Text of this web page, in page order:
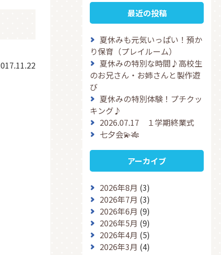
最近の投稿
夏休みも元気いっぱい！預か
り保育（プレイルーム）
夏休みの特別な時間♪高校生
のお兄さん・お姉さんと製作遊
び
夏休みの特別体験！プチクッ
キング♪
2026.07.17 １学期終業式
七夕会💫🎋
アーカイブ
2026年8月 (3)
2026年7月 (3)
2026年6月 (9)
2026年5月 (9)
2026年4月 (5)
2026年3月 (4)